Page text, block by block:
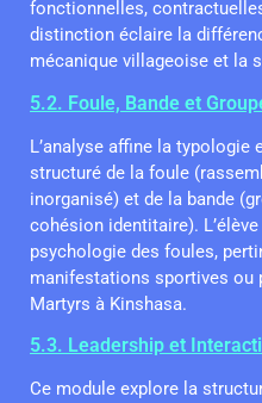
fonctionnelles,
distinction éclaire la
mécanique villageoise et la
5.2. Foule, Bande et
L’analyse affine la typologie
structuré de la foule
inorganisé) et de la bande
cohésion identitaire).
psychologie des foules,
manifestations sportives ou
Martyrs à Kinshasa.
5.3. Leadership et
Ce module explore la